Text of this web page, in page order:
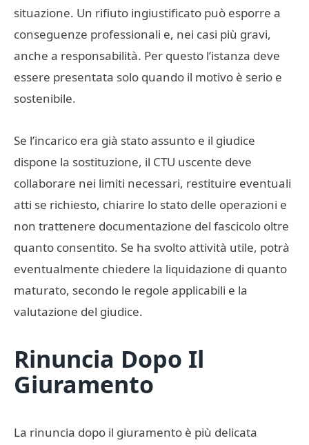
situazione. Un rifiuto ingiustificato può esporre a
conseguenze professionali e, nei casi più gravi,
anche a responsabilità. Per questo l’istanza deve
essere presentata solo quando il motivo è serio e
sostenibile.
Se l’incarico era già stato assunto e il giudice
dispone la sostituzione, il CTU uscente deve
collaborare nei limiti necessari, restituire eventuali
atti se richiesto, chiarire lo stato delle operazioni e
non trattenere documentazione del fascicolo oltre
quanto consentito. Se ha svolto attività utile, potrà
eventualmente chiedere la liquidazione di quanto
maturato, secondo le regole applicabili e la
valutazione del giudice.
Rinuncia Dopo Il
Giuramento
La rinuncia dopo il giuramento è più delicata